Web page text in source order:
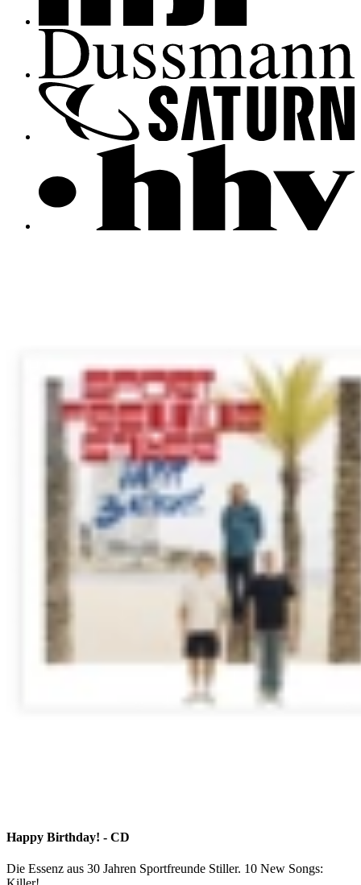
Happy Birthday! - CD
Die Essenz aus 30 Jahren Sportfreunde Stiller. 10 New Songs: